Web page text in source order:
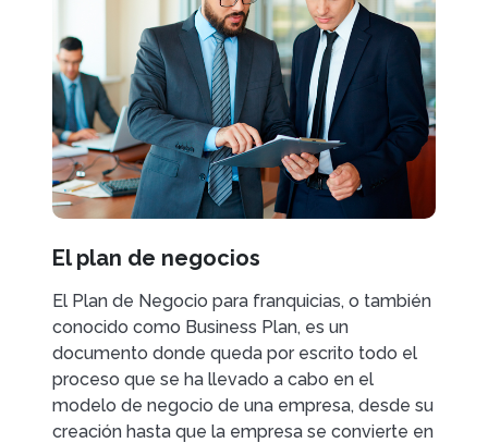
El plan de negocios
El Plan de Negocio para franquicias, o también
conocido como Business Plan, es un
documento donde queda por escrito todo el
proceso que se ha llevado a cabo en el
modelo de negocio de una empresa, desde su
creación hasta que la empresa se convierte en